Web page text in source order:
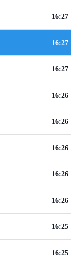
16:27
16:27
16:27
16:26
16:26
16:26
16:26
16:26
16:25
16:25